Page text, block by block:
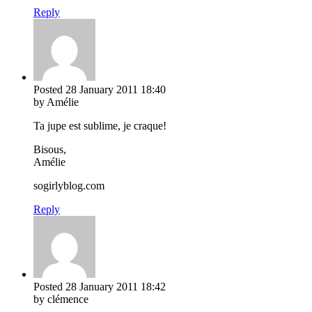
Reply
Posted 28 January 2011 18:40
by Amélie
Ta jupe est sublime, je craque!
Bisous,
Amélie
sogirlyblog.com
Reply
Posted 28 January 2011 18:42
by clémence